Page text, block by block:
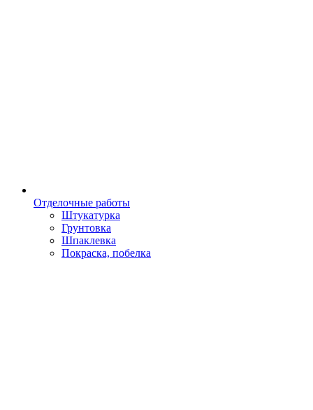
Отделочные работы
Штукатурка
Грунтовка
Шпаклевка
Покраска, побелка